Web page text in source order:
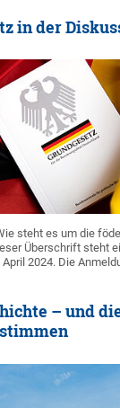
in der
steht es um die
Überschrift steht
2024. Die
– und